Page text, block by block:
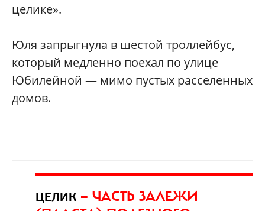
целике».
Юля запрыгнула в шестой троллейбус,
который медленно поехал по улице
Юбилейной — мимо пустых расселенных
домов.
ЦЕЛИК — ЧАСТЬ ЗАЛЕЖИ